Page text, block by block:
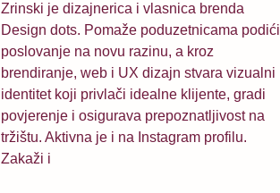
Zrinski je dizajnerica i vlasnica brenda
Design dots. Pomaže poduzetnicama podići
poslovanje na novu razinu, a kroz
brendiranje, web i UX dizajn stvara vizualni
identitet koji privlači idealne klijente, gradi
povjerenje i osigurava prepoznatljivost na
tržištu. Aktivna je i na Instagram profilu.
Zakaži i